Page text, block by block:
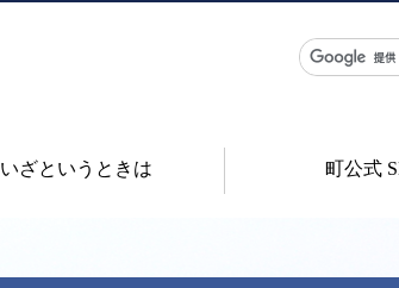
いざというときは 町公式